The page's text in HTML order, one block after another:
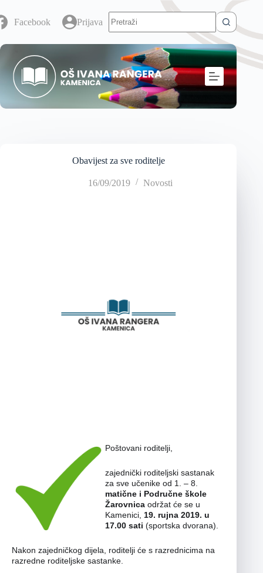
Facebook Prijava
Obavijest za sve roditelje
16/09/2019 Novosti
Poštovani roditelji,
zajednički roditeljski sastanak
za sve učenike od 1. – 8.
matične i Područne škole
Žarovnica održat će se u
Kamenici, 19. rujna 2019. u
17.00 sati (sportska dvorana).
Nakon zajedničkog dijela, roditelji će s razrednicima na
razredne roditeljske sastanke.